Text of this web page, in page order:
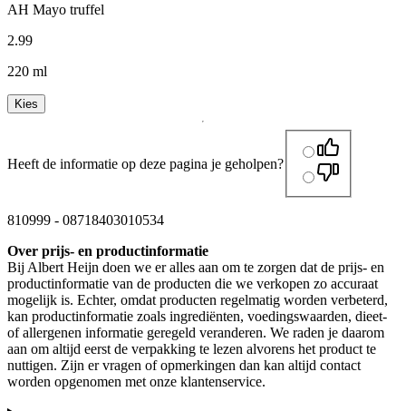
AH Mayo truffel
2.99
220 ml
Kies
Heeft de informatie op deze pagina je geholpen?
810999 - 08718403010534
Over prijs- en productinformatie
Bij Albert Heijn doen we er alles aan om te zorgen dat de prijs- en
productinformatie van de producten die we verkopen zo accuraat
mogelijk is. Echter, omdat producten regelmatig worden verbeterd,
kan productinformatie zoals ingrediënten, voedingswaarden, dieet-
of allergenen informatie geregeld veranderen. We raden je daarom
aan om altijd eerst de verpakking te lezen alvorens het product te
nuttigen. Zijn er vragen of opmerkingen dan kan altijd contact
worden opgenomen met onze klantenservice.